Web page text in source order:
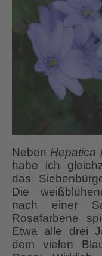
Neben Hepatica
habe ich
das
Die
nach einer
Rosafarbene
Etwa alle drei
dem vielen